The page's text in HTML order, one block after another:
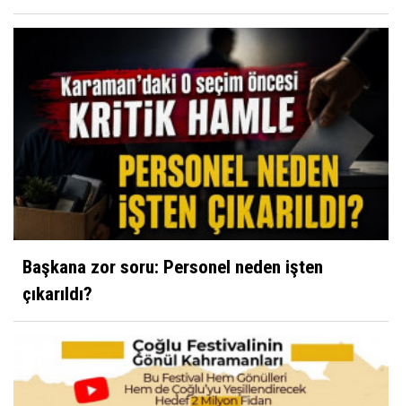
Başkana zor soru: Personel neden işten
çıkarıldı?